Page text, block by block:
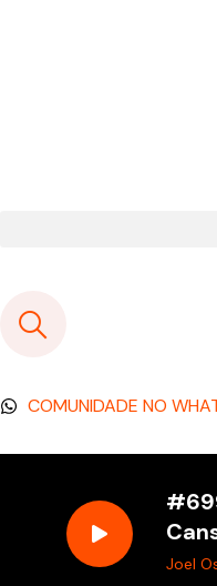
COMUNIDADE NO
Joel